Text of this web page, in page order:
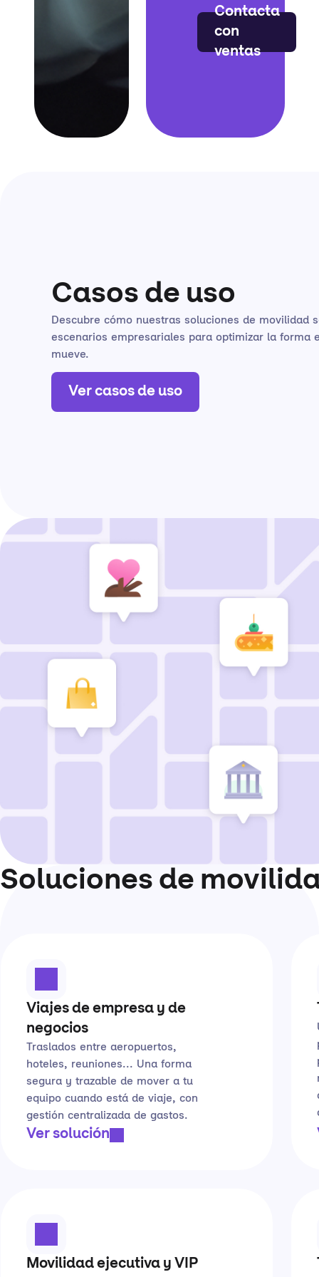
Contacta
con
ventas
Casos de uso
Descubre cómo nuestras soluciones de movilidad
escenarios empresariales para optimizar la forma
mueve.
Ver casos de uso
Soluciones de
Viajes de empresa y de
negocios
Traslados entre aeropuertos,
hoteles, reuniones... Una forma
segura y trazable de mover a tu
equipo cuando está de viaje, con
gestión centralizada de gastos.
Ver solución
Movilidad ejecutiva y VIP